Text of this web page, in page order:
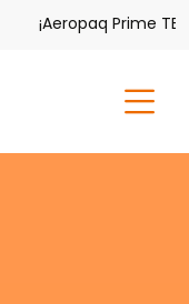
¡Aeropaq Prime TE